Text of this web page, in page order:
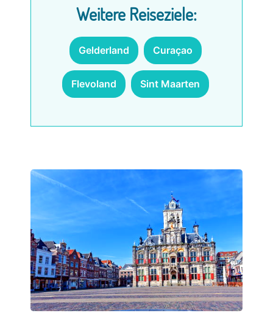
Weitere Reiseziele:
Gelderland Curaçao
Flevoland Sint Maarten